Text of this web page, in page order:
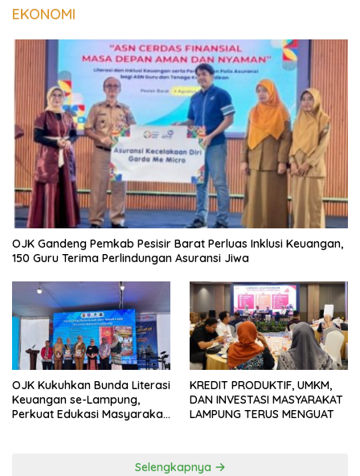
EKONOMI
OJK Gandeng Pemkab Pesisir Barat Perluas Inklusi Keuangan,
150 Guru Terima Perlindungan Asuransi Jiwa
OJK Kukuhkan Bunda Literasi
Keuangan se-Lampung,
Perkuat Edukasi Masyarakat
KREDIT PRODUKTIF, UMKM,
DAN INVESTASI MASYARAKAT
LAMPUNG TERUS MENGUAT
Selengkapnya